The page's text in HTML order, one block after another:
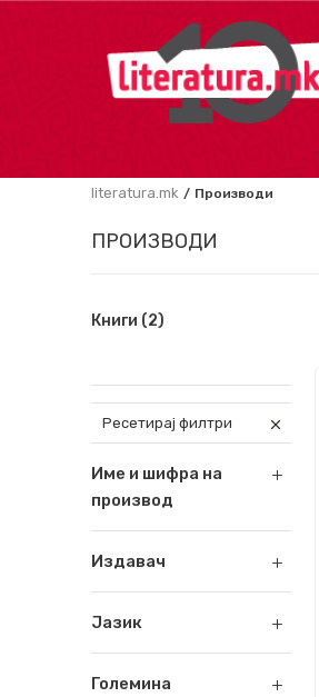
literatura.mk Производи
ПРОИЗВОДИ
Книги (2)
Ресетирај филтри
Име и шифра на
производ
Издавач
Јазик
Големина